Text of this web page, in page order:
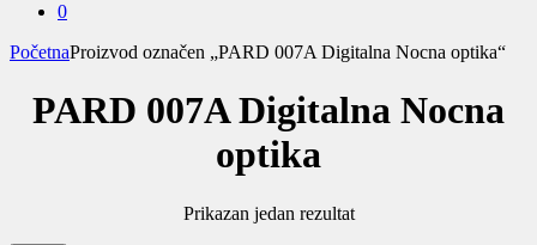
0
PočetnaProizvod označen „PARD 007A Digitalna Nocna optika“
PARD 007A Digitalna Nocna
optika
Prikazan jedan rezultat